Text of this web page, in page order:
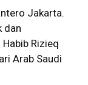
Jakarta.
dan
Rizieq
Arab Saudi